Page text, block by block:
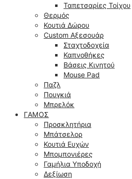
Ταπετσαρίες Τοίχου
Θερμός
Κουτιά Δώρου
Custom Αξεσουάρ
Σταχτοδοχεία
Καπνοθήκες
Βάσεις Κινητού
Mouse Pad
Παζλ
Πουγκιά
Μπρελόκ
ΓΆΜΟΣ
Προσκλητήρια
Μπάτσελορ
Κουτιά Ευχών
Μπομπονιέρες
Γαμήλια Υποδοχή
Δεξίωση